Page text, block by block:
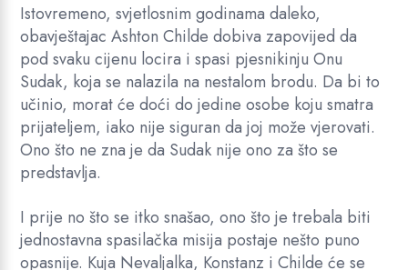
Istovremeno, svjetlosnim godinama daleko,
obavještajac Ashton Childe dobiva zapovijed da
pod svaku cijenu locira i spasi pjesnikinju Onu
Sudak, koja se nalazila na nestalom brodu. Da bi to
učinio, morat će doći do jedine osobe koju smatra
prijateljem, iako nije siguran da joj može vjerovati.
Ono što ne zna je da Sudak nije ono za što se
predstavlja.
I prije no što se itko snašao, ono što je trebala biti
jednostavna spasilačka misija postaje nešto puno
opasnije. Kuja Nevaljalka, Konstanz i Childe će se